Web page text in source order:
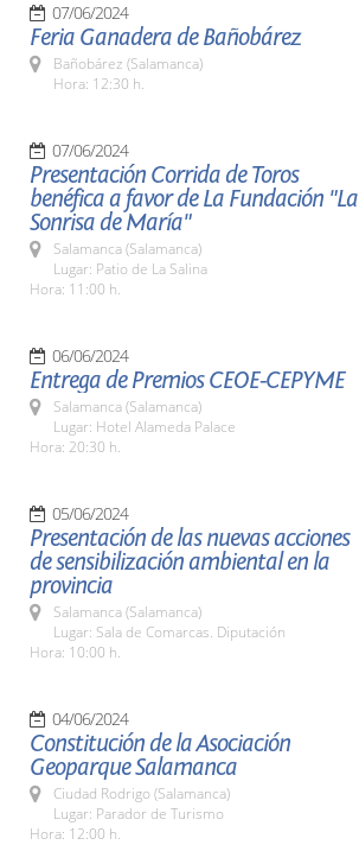
07/06/2024
Feria Ganadera de Bañobárez
Bañobárez (Salamanca)
Hora: 12:30 h.
07/06/2024
Presentación Corrida de Toros
benéfica a favor de La Fundación "La
Sonrisa de María"
Salamanca (Salamanca)
Lugar: Patio de La Salina
Hora: 11:00 h.
06/06/2024
Entrega de Premios CEOE-CEPYME
Salamanca (Salamanca)
Lugar: Hotel Alameda Palace
Hora: 20:30 h.
05/06/2024
Presentación de las nuevas acciones
de sensibilización ambiental en la
provincia
Salamanca (Salamanca)
Lugar: Sala de Comarcas. Diputación
Hora: 10:00 h.
04/06/2024
Constitución de la Asociación
Geoparque Salamanca
Ciudad Rodrigo (Salamanca)
Lugar: Parador de Turismo
Hora: 12:00 h.